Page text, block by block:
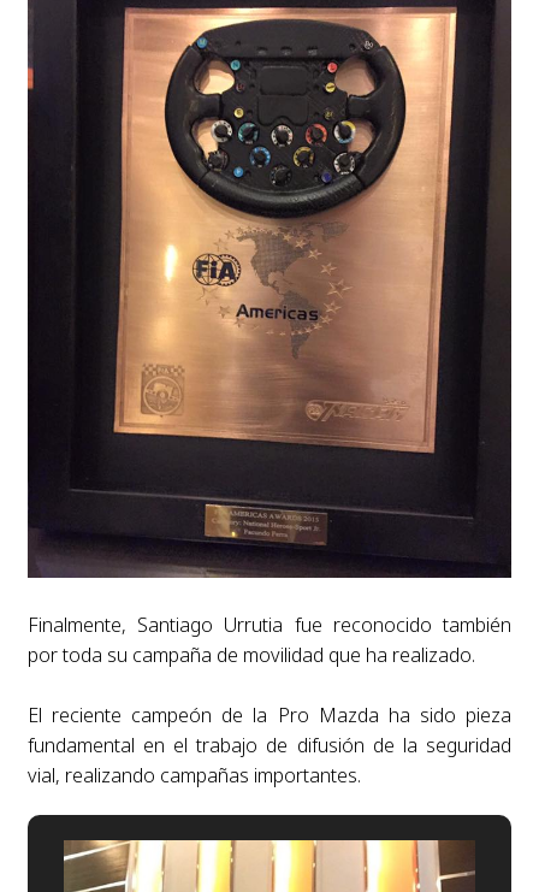
Finalmente, Santiago Urrutia fue reconocido también
por toda su campaña de movilidad que ha realizado.
El reciente campeón de la Pro Mazda ha sido pieza
fundamental en el trabajo de difusión de la seguridad
vial, realizando campañas importantes.